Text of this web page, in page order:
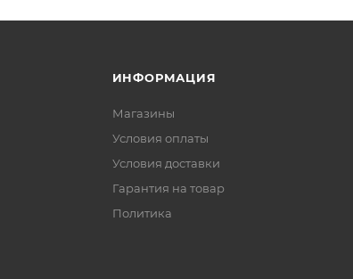
ИНФОРМАЦИЯ
Магазины
Условия оплаты
Условия доставки
Гарантия на товар
Политика